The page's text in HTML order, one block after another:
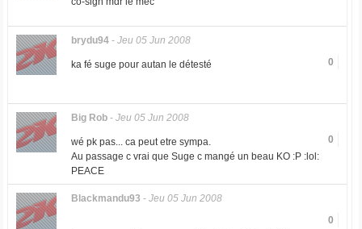
brydu94- Jeu 05 Jun 2008
0
ka fé suge pour autan le détesté
Big Rob- Jeu 05 Jun 2008
0
wé pk pas... ca peut etre sympa.
Au passage c vrai que Suge c mangé un beau KO :P :lol:
PEACE
Blackmandu93 - Jeu 05 Jun 2008
0